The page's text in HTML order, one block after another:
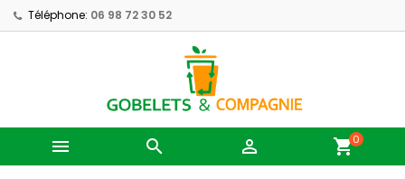
Téléphone: 06 98 72 30 52
   shopping_cart0